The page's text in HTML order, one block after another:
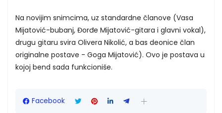
Na novijim snimcima, uz standardne članove (Vasa
Mijatović-bubanj, Đorđe Mijatović-gitara i glavni vokal),
drugu gitaru svira Olivera Nikolić, a bas deonice član
originalne postave - Goga Mijatović). Ovo je postava u
kojoj bend sada funkcioniše.
Facebook